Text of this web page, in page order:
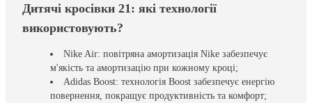
Дитячі кросівки 21: які технології
використовують?
Nike Air: повітряна амортизація Nike забезпечує
м'якість та амортизацію при кожному кроці;
Adidas Boost: технологія Boost забезпечує енергію
повернення, покращує продуктивність та комфорт;